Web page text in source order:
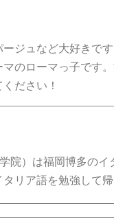
ジュなど大好きです
マのローマっ子です
ださい！
院）は福岡博多のイ
リア語を勉強して